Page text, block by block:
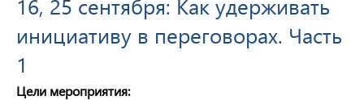
инициативу в переговорах. Часть
1
Цели мероприятия: